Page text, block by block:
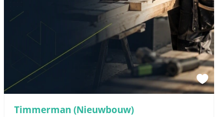
Timmerman (Nieuwbouw)
Sponsored link